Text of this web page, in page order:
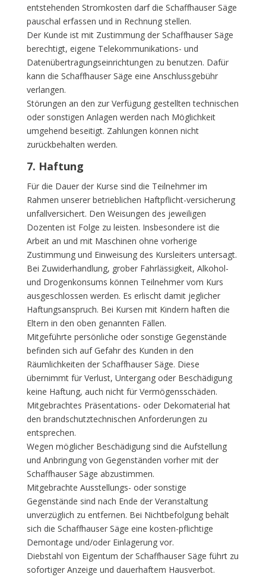
entstehenden Stromkosten darf die Schaffhauser Säge
pauschal erfassen und in Rechnung stellen.
Der Kunde ist mit Zustimmung der Schaffhauser Säge
berechtigt, eigene Telekommunikations- und
Datenübertragungseinrichtungen zu benutzen. Dafür
kann die Schaffhauser Säge eine Anschlussgebühr
verlangen.
Störungen an den zur Verfügung gestellten technischen
oder sonstigen Anlagen werden nach Möglichkeit
umgehend beseitigt. Zahlungen können nicht
zurückbehalten werden.
7. Haftung
Für die Dauer der Kurse sind die Teilnehmer im
Rahmen unserer betrieblichen Haftpflicht-versicherung
unfallversichert. Den Weisungen des jeweiligen
Dozenten ist Folge zu leisten. Insbesondere ist die
Arbeit an und mit Maschinen ohne vorherige
Zustimmung und Einweisung des Kursleiters untersagt.
Bei Zuwiderhandlung, grober Fahrlässigkeit, Alkohol-
und Drogenkonsums können Teilnehmer vom Kurs
ausgeschlossen werden. Es erlischt damit jeglicher
Haftungsanspruch. Bei Kursen mit Kindern haften die
Eltern in den oben genannten Fällen.
Mitgeführte persönliche oder sonstige Gegenstände
befinden sich auf Gefahr des Kunden in den
Räumlichkeiten der Schaffhauser Säge. Diese
übernimmt für Verlust, Untergang oder Beschädigung
keine Haftung, auch nicht für Vermögensschäden.
Mitgebrachtes Präsentations- oder Dekomaterial hat
den brandschutztechnischen Anforderungen zu
entsprechen.
Wegen möglicher Beschädigung sind die Aufstellung
und Anbringung von Gegenständen vorher mit der
Schaffhauser Säge abzustimmen.
Mitgebrachte Ausstellungs- oder sonstige
Gegenstände sind nach Ende der Veranstaltung
unverzüglich zu entfernen. Bei Nichtbefolgung behält
sich die Schaffhauser Säge eine kosten-pflichtige
Demontage und/oder Einlagerung vor.
Diebstahl von Eigentum der Schaffhauser Säge führt zu
sofortiger Anzeige und dauerhaftem Hausverbot.